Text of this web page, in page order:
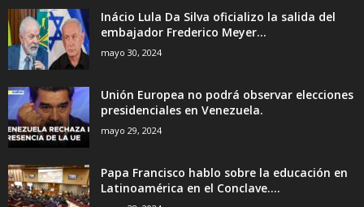
Inácio Lula Da Silva oficializo la salida del
embajador Frederico Meyer...
mayo 30, 2024
Unión Europea no podrá observar elecciones
presidenciales en Venezuela.
mayo 29, 2024
Papa Francisco hablo sobre la educación en
Latinoamérica en el Conclave....